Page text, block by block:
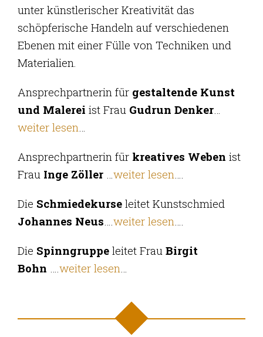
unter künstlerischer Kreativität das
schöpferische Handeln auf verschiedenen
Ebenen mit einer Fülle von Techniken und
Materialien.
Ansprechpartnerin für gestaltende Kunst
und Malerei ist Frau Gudrun Denker…
weiter lesen…
Ansprechpartnerin für kreatives Weben ist
Frau Inge Zöller…weiter lesen….
Die Schmiedekurseleitet Kunstschmied
Johannes Neus….weiter lesen….
Die Spinngruppeleitet Frau Birgit
Bohn ….weiter lesen…